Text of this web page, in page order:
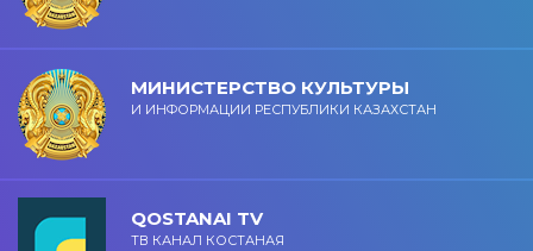
МИНИСТЕРСТВО КУЛЬТУРЫ
И ИНФОРМАЦИИ РЕСПУБЛИКИ КАЗАХСТАН
QOSTANAI TV
ТВ КАНАЛ КОСТАНАЯ